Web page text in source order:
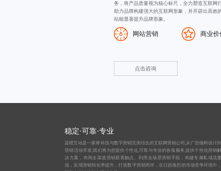
务，将产品质量视为核心标尺，全力塑造互联网
助力品牌构建强大的互联网形象，并开辟出高效
站能显著提升品牌形象。
网站营销 商业价
点击咨询
稳定·可靠·专业
蓝橙互动是一家将科技与数字营销完美结合的互联网营销公司,从 广告物料设计
营销活动开发,我们将为您提供个性化,可靠与专业的各项服务,提供个性化营销
决方案，布局全渠道营销获客触点。利用全场景营销手段，构建专属私域流
池，实现营销转化率提升，打造数字营销闭环，在日趋激烈的市场竞争环境中